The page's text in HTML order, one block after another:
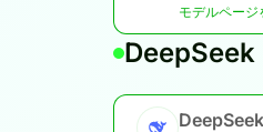
モデルペー
DeepSeek